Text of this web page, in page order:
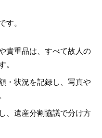
す。
貴重品は、すべて故人の
。
・状況を記録し、写真や
、遺産分割協議で分け方